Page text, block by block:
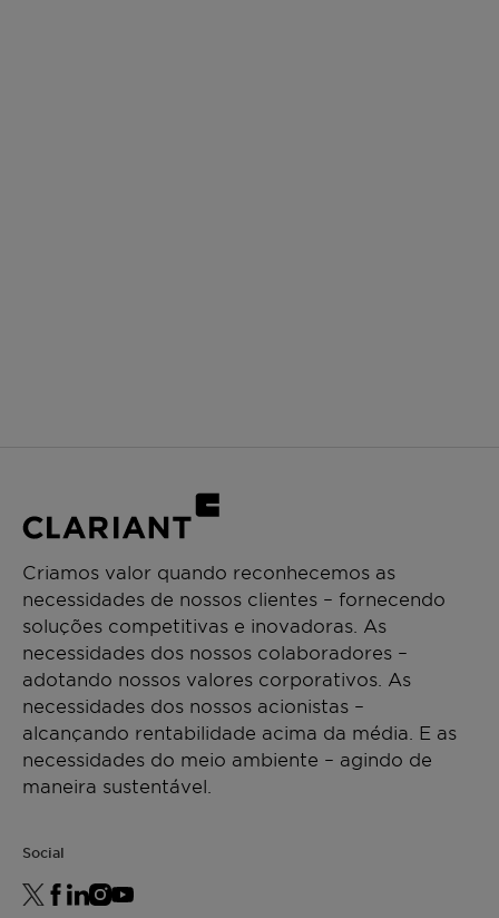
Criamos valor quando reconhecemos as
necessidades de nossos clientes – fornecendo
soluções competitivas e inovadoras. As
necessidades dos nossos colaboradores –
adotando nossos valores corporativos. As
necessidades dos nossos acionistas –
alcançando rentabilidade acima da média. E as
necessidades do meio ambiente – agindo de
maneira sustentável.
Social